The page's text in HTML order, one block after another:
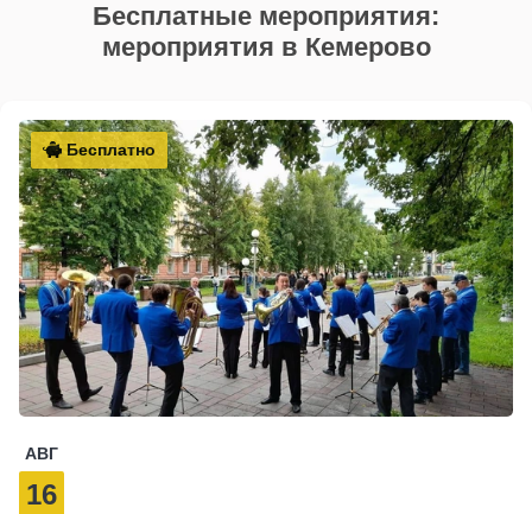
Бесплатные мероприятия:
мероприятия в Кемерово
Бесплатно
АВГ
16